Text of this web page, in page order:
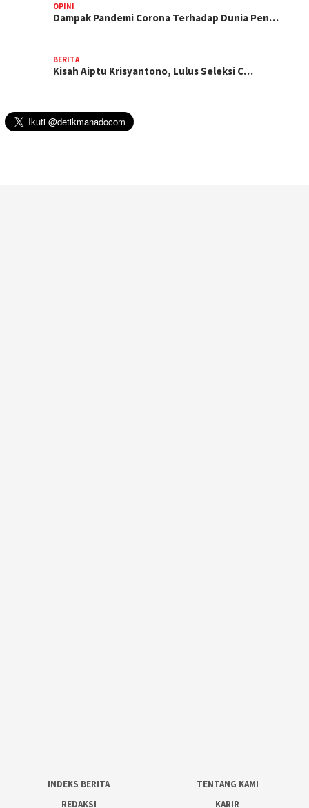
OPINI
Dampak Pandemi Corona Terhadap Dunia Pen…
BERITA
Kisah Aiptu Krisyantono, Lulus Seleksi C…
INDEKS BERITA
TENTANG KAMI
REDAKSI
KARIR